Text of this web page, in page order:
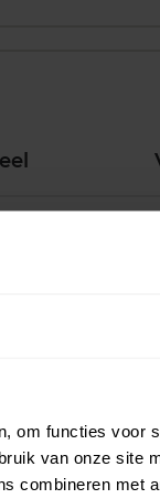
om functies voor
van onze site
combineren met